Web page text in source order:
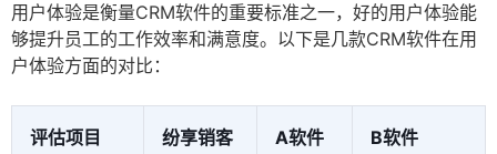
用户体验是衡量CRM软件的重要标准之一，好的用户体验能
够提升员工的工作效率和满意度。以下是几款CRM软件在用
户体验方面的对比：
评估项目 纷享销客 A软件 B软件